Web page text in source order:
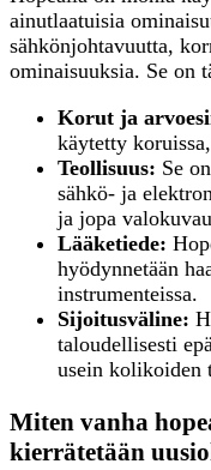
ainutlaatuisia
sähkönjohtavuutta,
ominaisuuksia. Se on
Korut ja
käytetty
Teollisuus: Se
sähkö- ja
ja jopa
Lääketiede:
hyödynnetään
instrumenteissa.
Sijoitusväline:
taloudellisesti
usein kolikoiden
Miten vanha
kierrätetään